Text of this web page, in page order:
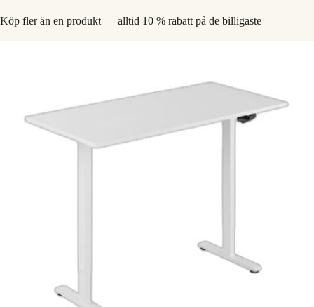
Köp fler än en produkt — alltid 10 % rabatt på de billigaste